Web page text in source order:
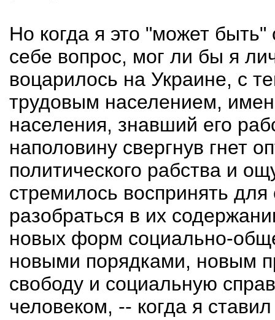
Но когда я это "может
себе вопрос, мог ли бы я
воцарилось на Украине, с
трудовым населением,
населения, знавший его
наполовину свергнув гнет
политического рабства и
стремилось воспринять
разобраться в их
новых форм социально-
новыми порядками, новым
свободу и социальную
человеком, -- когда я